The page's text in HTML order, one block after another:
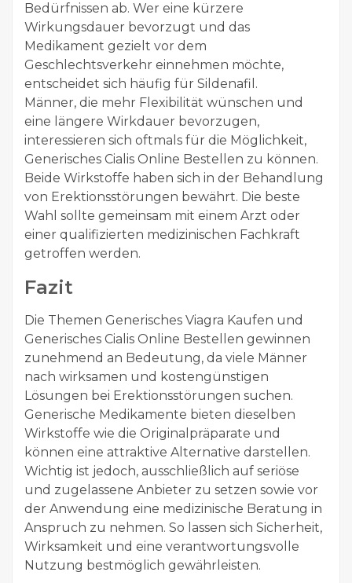
Bedürfnissen ab. Wer eine kürzere
Wirkungsdauer bevorzugt und das
Medikament gezielt vor dem
Geschlechtsverkehr einnehmen möchte,
entscheidet sich häufig für Sildenafil.
Männer, die mehr Flexibilität wünschen und
eine längere Wirkdauer bevorzugen,
interessieren sich oftmals für die Möglichkeit,
Generisches Cialis Online Bestellen zu können.
Beide Wirkstoffe haben sich in der Behandlung
von Erektionsstörungen bewährt. Die beste
Wahl sollte gemeinsam mit einem Arzt oder
einer qualifizierten medizinischen Fachkraft
getroffen werden.
Fazit
Die Themen Generisches Viagra Kaufen und
Generisches Cialis Online Bestellen gewinnen
zunehmend an Bedeutung, da viele Männer
nach wirksamen und kostengünstigen
Lösungen bei Erektionsstörungen suchen.
Generische Medikamente bieten dieselben
Wirkstoffe wie die Originalpräparate und
können eine attraktive Alternative darstellen.
Wichtig ist jedoch, ausschließlich auf seriöse
und zugelassene Anbieter zu setzen sowie vor
der Anwendung eine medizinische Beratung in
Anspruch zu nehmen. So lassen sich Sicherheit,
Wirksamkeit und eine verantwortungsvolle
Nutzung bestmöglich gewährleisten.